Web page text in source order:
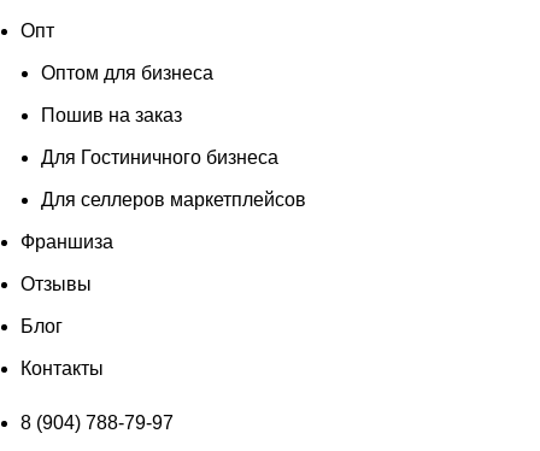
Опт
Оптом для бизнеса
Пошив на заказ
Для Гостиничного бизнеса
Для селлеров маркетплейсов
Франшиза
Отзывы
Блог
Контакты
8 (904) 788-79-97